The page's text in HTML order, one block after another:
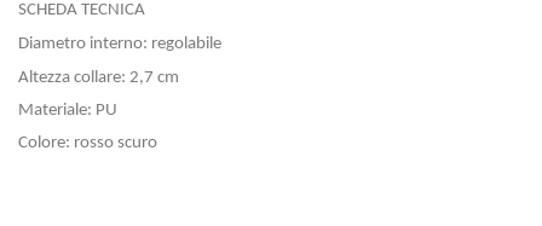
SCHEDA TECNICA
Diametro interno: regolabile
Altezza collare: 2,7 cm
Materiale: PU
Colore: rosso scuro